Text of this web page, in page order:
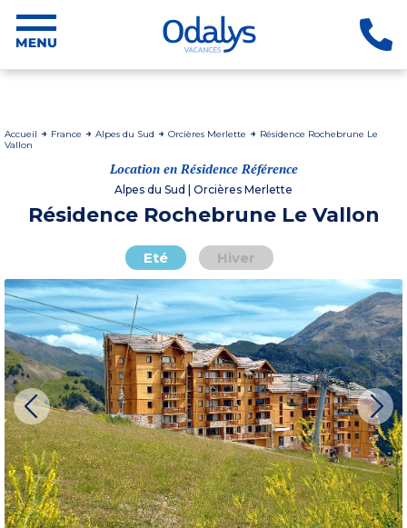
Accueil France Alpes du Sud Orcières Merlette
Résidence Rochebrune Le
Vallon
Location en Résidence Référence
Alpes du Sud | Orcières Merlette
Résidence Rochebrune Le Vallon
Eté Hiver